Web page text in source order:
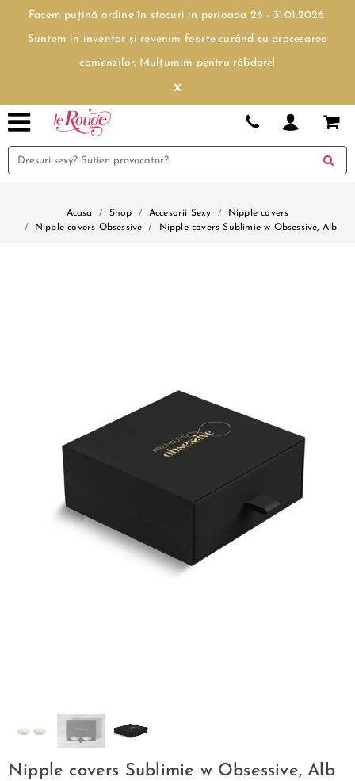
Facem puțină ordine în stocuri in perioada 26 - 31.01.2026.
Suntem în inventar și revenim foarte curând cu procesarea
comenzilor. Mulțumim pentru răbdare!
x
Acasa Shop Accesorii Sexy
Nipple covers
Nipple covers Obsessive
Nipple covers Sublimie w Obsessive, Alb
Nipple covers Sublimie w Obsessive, Alb